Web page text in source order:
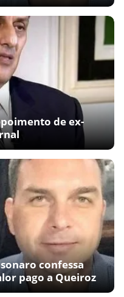
de ex-
confessa
pago a Queiroz